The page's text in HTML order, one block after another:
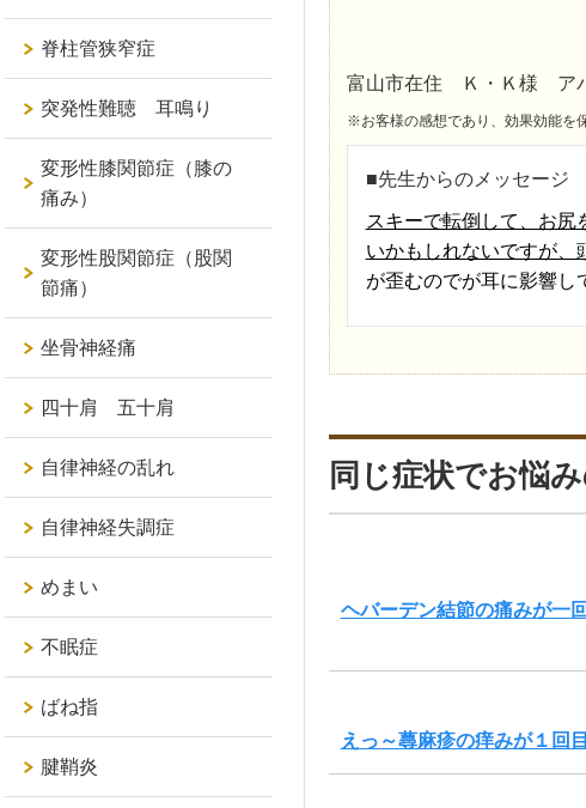
富山市在住 Ｋ・Ｋ様
※お客様の感想であり、効果効能を
■先生からのメッセージ
スキーで転倒して、お尻
いかもしれないですが、
が歪むのでが耳に影響し
同じ症状でお悩
ヘバーデン結節の痛みが一
えっ～蕁麻疹の痒みが１回
脊柱管狭窄症
突発性難聴 耳鳴り
変形性膝関節症（膝の
痛み）
変形性股関節症（股関
節痛）
坐骨神経痛
四十肩 五十肩
自律神経の乱れ
自律神経失調症
めまい
不眠症
ばね指
腱鞘炎